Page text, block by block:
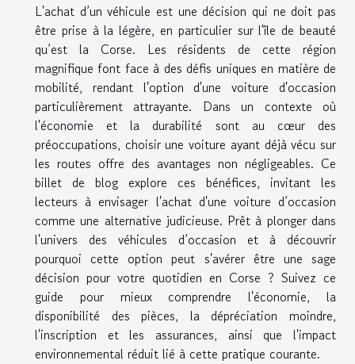
L'achat d’un véhicule est une décision qui ne doit pas
être prise à la légère, en particulier sur l'île de beauté
qu’est la Corse. Les résidents de cette région
magnifique font face à des défis uniques en matière de
mobilité, rendant l'option d'une voiture d'occasion
particulièrement attrayante. Dans un contexte où
l'économie et la durabilité sont au cœur des
préoccupations, choisir une voiture ayant déjà vécu sur
les routes offre des avantages non négligeables. Ce
billet de blog explore ces bénéfices, invitant les
lecteurs à envisager l'achat d'une voiture d’occasion
comme une alternative judicieuse. Prêt à plonger dans
l'univers des véhicules d’occasion et à découvrir
pourquoi cette option peut s'avérer être une sage
décision pour votre quotidien en Corse ? Suivez ce
guide pour mieux comprendre l'économie, la
disponibilité des pièces, la dépréciation moindre,
l'inscription et les assurances, ainsi que l'impact
environnemental réduit lié à cette pratique courante.